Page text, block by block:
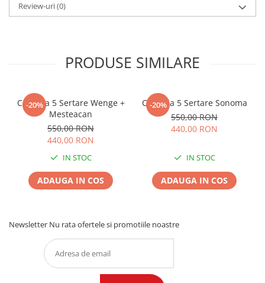
Review-uri(0)
PRODUSE SIMILARE
-20%
Comoda 5 Sertare Wenge +
Mesteacan
550,00 RON
440,00 RON
IN STOC
ADAUGA IN COS
-20%
Comoda 5 Sertare Sonoma
550,00 RON
440,00 RON
IN STOC
ADAUGA IN COS
Newsletter Nu rata ofertele si promotiile noastre